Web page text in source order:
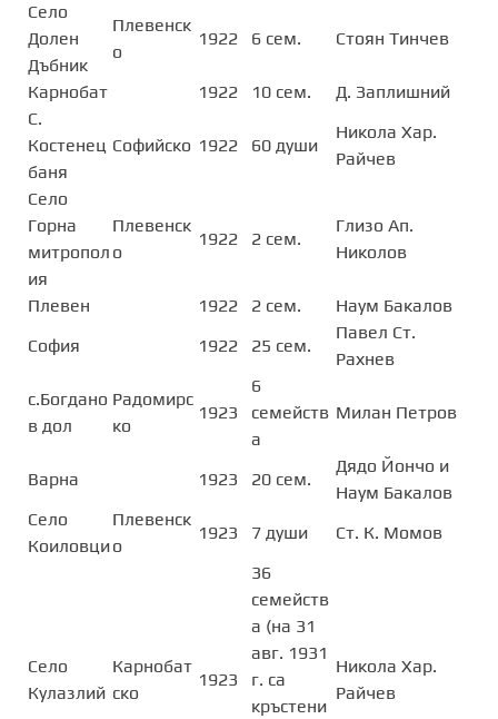
Село
Долен
Дъбник
Плевенск
о
1922 6 сем. Стоян Тинчев
Карнобат 1922 10 сем.
Д. Заплишний
С.
Костенец
баня
Софийско 1922 60 души
Никола Хар.
Райчев
Село
Горна
митропол
ия
Плевенск
о
1922 2 сем.
Глизо Ап.
Николов
Плевен 1922 2 сем.
Наум Бакалов
София
1922 25 сем.
Павел Ст.
Рахнев
с.Богдано
в дол
Радомирс
ко
1923
6
семейств
а
Милан Петров
Варна 1923 20 сем.
Дядо Йончо и
Наум Бакалов
Село
Коиловци
Плевенск
о
1923 7 души Ст. К. Момов
Село
Кулазлий
Карнобат
ско
1923
36
семейств
а (на 31
авг. 1931
г. са
кръстени
Никола Хар.
Райчев